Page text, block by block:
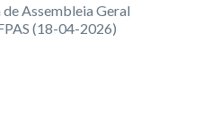
Assembleia Geral
(18-04-2026)